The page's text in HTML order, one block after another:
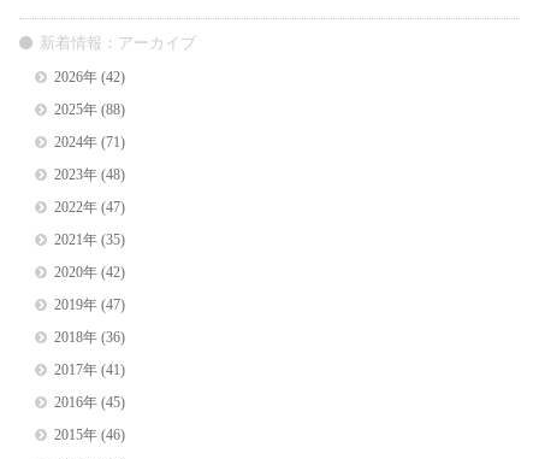
新着情報：アーカイブ
2026年(42)
2025年(88)
2024年(71)
2023年(48)
2022年(47)
2021年(35)
2020年(42)
2019年(47)
2018年(36)
2017年(41)
2016年(45)
2015年(46)